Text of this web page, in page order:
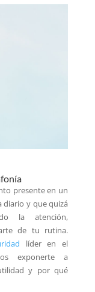
presente en un
diario y que quizá
la atención,
de tu rutina.
líder en el
exponerte a
y por qué